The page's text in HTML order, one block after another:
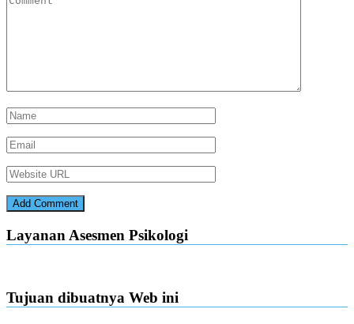
Layanan Asesmen Psikologi
Tujuan dibuatnya Web ini